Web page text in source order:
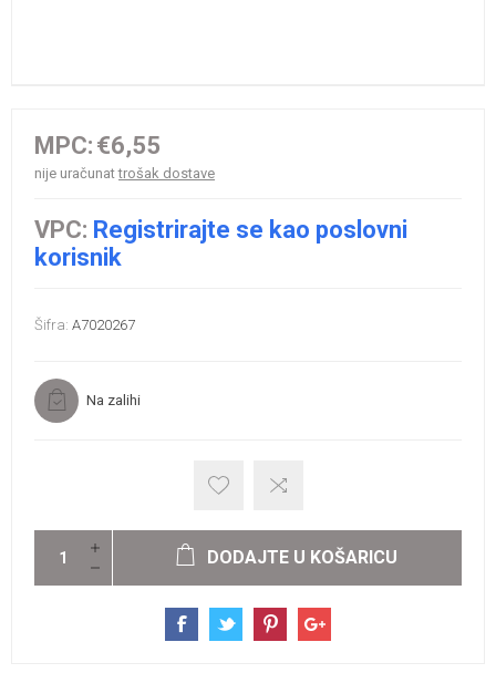
MPC: €6,55
nije uračunattrošak dostave
VPC: Registrirajte se kao poslovni
korisnik
Šifra: A7020267
Na zalihi
DODAJTE U KOŠARICU